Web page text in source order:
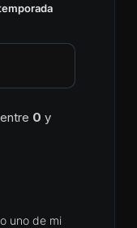
0 y
uno de mi